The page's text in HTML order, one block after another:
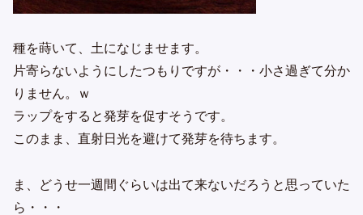
種を蒔いて、土になじませます。
片寄らないようにしたつもりですが・・・小さ過ぎて分か
りません。ｗ
ラップをすると発芽を促すそうです。
このまま、直射日光を避けて発芽を待ちます。
ま、どうせ一週間ぐらいは出て来ないだろうと思っていた
ら・・・